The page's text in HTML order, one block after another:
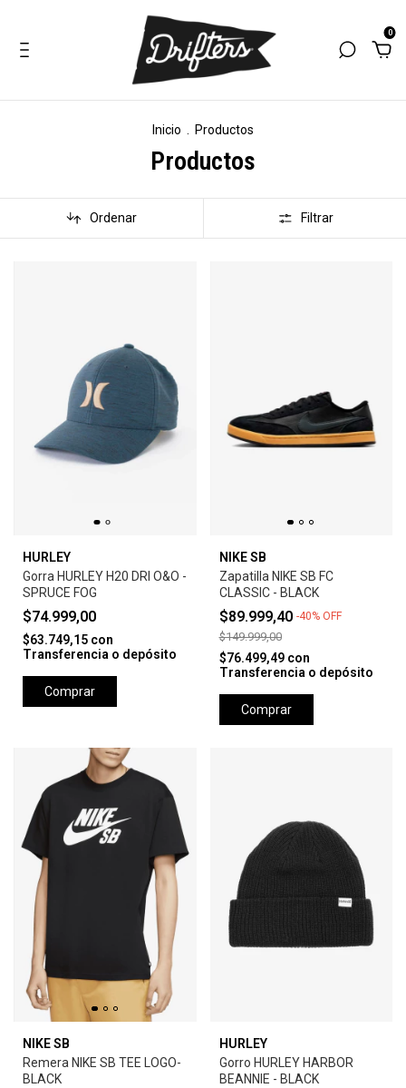
0
Inicio Productos
Productos
Ordenar Filtrar
HURLEY
Gorra HURLEY H20 DRI O&O -
SPRUCE FOG
$74.999,00
$63.749,15 con
Transferencia o depósito
Comprar
NIKE SB
Zapatilla NIKE SB FC
CLASSIC - BLACK
$89.999,40 -40% OFF
$149.999,00
$76.499,49 con
Transferencia o depósito
Comprar
NIKE SB
Remera NIKE SB TEE LOGO-
BLACK
HURLEY
Gorro HURLEY HARBOR
BEANNIE - BLACK